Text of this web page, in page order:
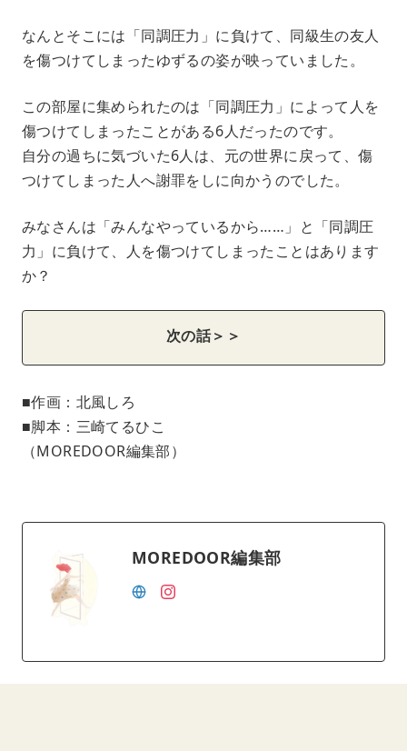
なんとそこには「同調圧力」に負けて、同級生の友人
を傷つけてしまったゆずるの姿が映っていました。
この部屋に集められたのは「同調圧力」によって人を
傷つけてしまったことがある6人だったのです。
自分の過ちに気づいた6人は、元の世界に戻って、傷
つけてしまった人へ謝罪をしに向かうのでした。
みなさんは「みんなやっているから……」と「同調圧
力」に負けて、人を傷つけてしまったことはあります
か？
次の話＞＞
■作画：北風しろ
■脚本：三崎てるひこ
（MOREDOOR編集部）
MOREDOOR編集部